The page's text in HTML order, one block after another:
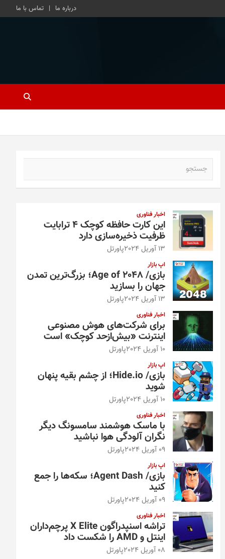
درباره ما تماس با ما
اخبار فناوری
این کارت حافظه کوچک ۴ ترابایت
ظرفیت ذخیره‌سازی دارد
13 آوریل 2024 پاورتل
اپ بازار
بازی/ Age of 2048؛ بزرگ‌ترین تمدن
جهان را بسازید
13 آوریل 2024 پاورتل
اخبار فناوری
برای شرکت‌های هوش مصنوعی
اینترنت «بیش‌از‌حد کوچک» است
10 آوریل 2024 پاورتل
اپ بازار
بازی/ Hide.io؛ از چشم بقیه پنهان
شوید
10 آوریل 2024 پاورتل
اخبار فناوری
با ماسک هوشمند سامسونگ دیگر
نگران آلودگی هوا نباشید
09 آوریل 2024 پاورتل
اپ بازار
بازی/ Agent Dash؛ سکه‌ها را جمع
کنید
09 آوریل 2024 پاورتل
اخبار فناوری
تراشه اسنپدراگون X Elite پرچم‌داران
اینتل و AMD را شکست داد
08 آوریل 2024 پاورتل